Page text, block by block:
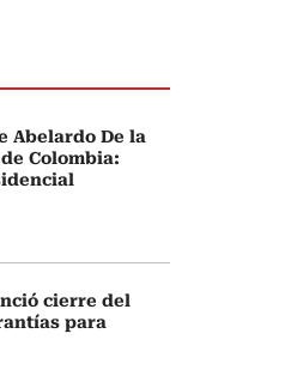
Abelardo De la
Colombia:
cierre del
para